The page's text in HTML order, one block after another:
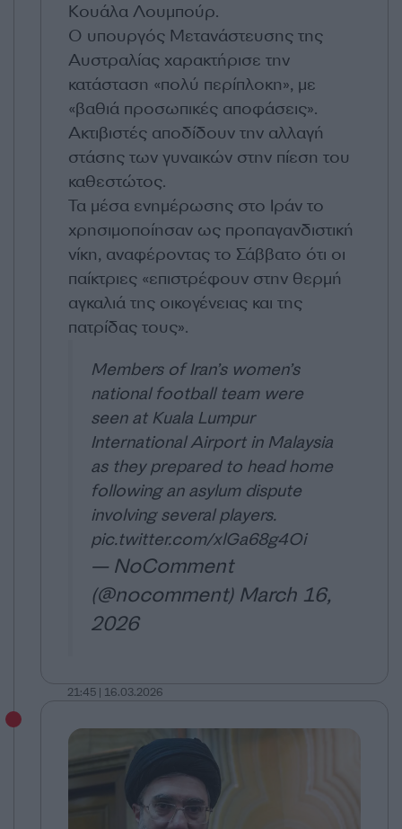
Κουάλα Λουμπούρ.
Ο υπουργός Μετανάστευσης της
Αυστραλίας χαρακτήρισε την
κατάσταση «πολύ περίπλοκη», με
«βαθιά προσωπικές αποφάσεις».
Ακτιβιστές αποδίδουν την αλλαγή
στάσης των γυναικών στην πίεση του
καθεστώτος.
Τα μέσα ενημέρωσης στο Ιράν το
χρησιμοποίησαν ως προπαγανδιστική
νίκη, αναφέροντας το Σάββατο ότι οι
παίκτριες «επιστρέφουν στην θερμή
αγκαλιά της οικογένειας και της
πατρίδας τους».
Members of Iran’s women’s
national football team were
seen at Kuala Lumpur
International Airport in Malaysia
as they prepared to head home
following an asylum dispute
involving several players.
pic.twitter.com/xlGa68g4Oi
— NoComment
(@nocomment) March 16,
2026
21:45 | 16.03.2026